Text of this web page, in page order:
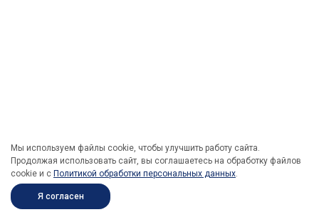
Мы используем файлы cookie, чтобы улучшить работу сайта.
Продолжая использовать сайт, вы соглашаетесь на обработку файлов
cookie и c Политикой обработки персональных данных.
Я согласен